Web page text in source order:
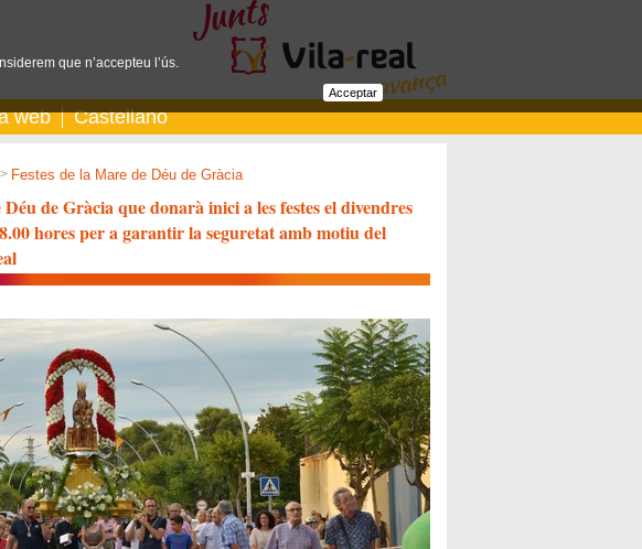
web Castellano
Festes de la Mare de Déu de Gràcia
de Gràcia que donarà inici a les festes el divendres
hores per a garantir la seguretat amb motiu del
que n’accepteu l’ús.
Acceptar